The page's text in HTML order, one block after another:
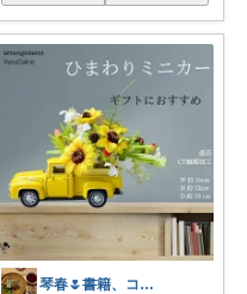
琴春🌷書籍、コスメ好き📚💄